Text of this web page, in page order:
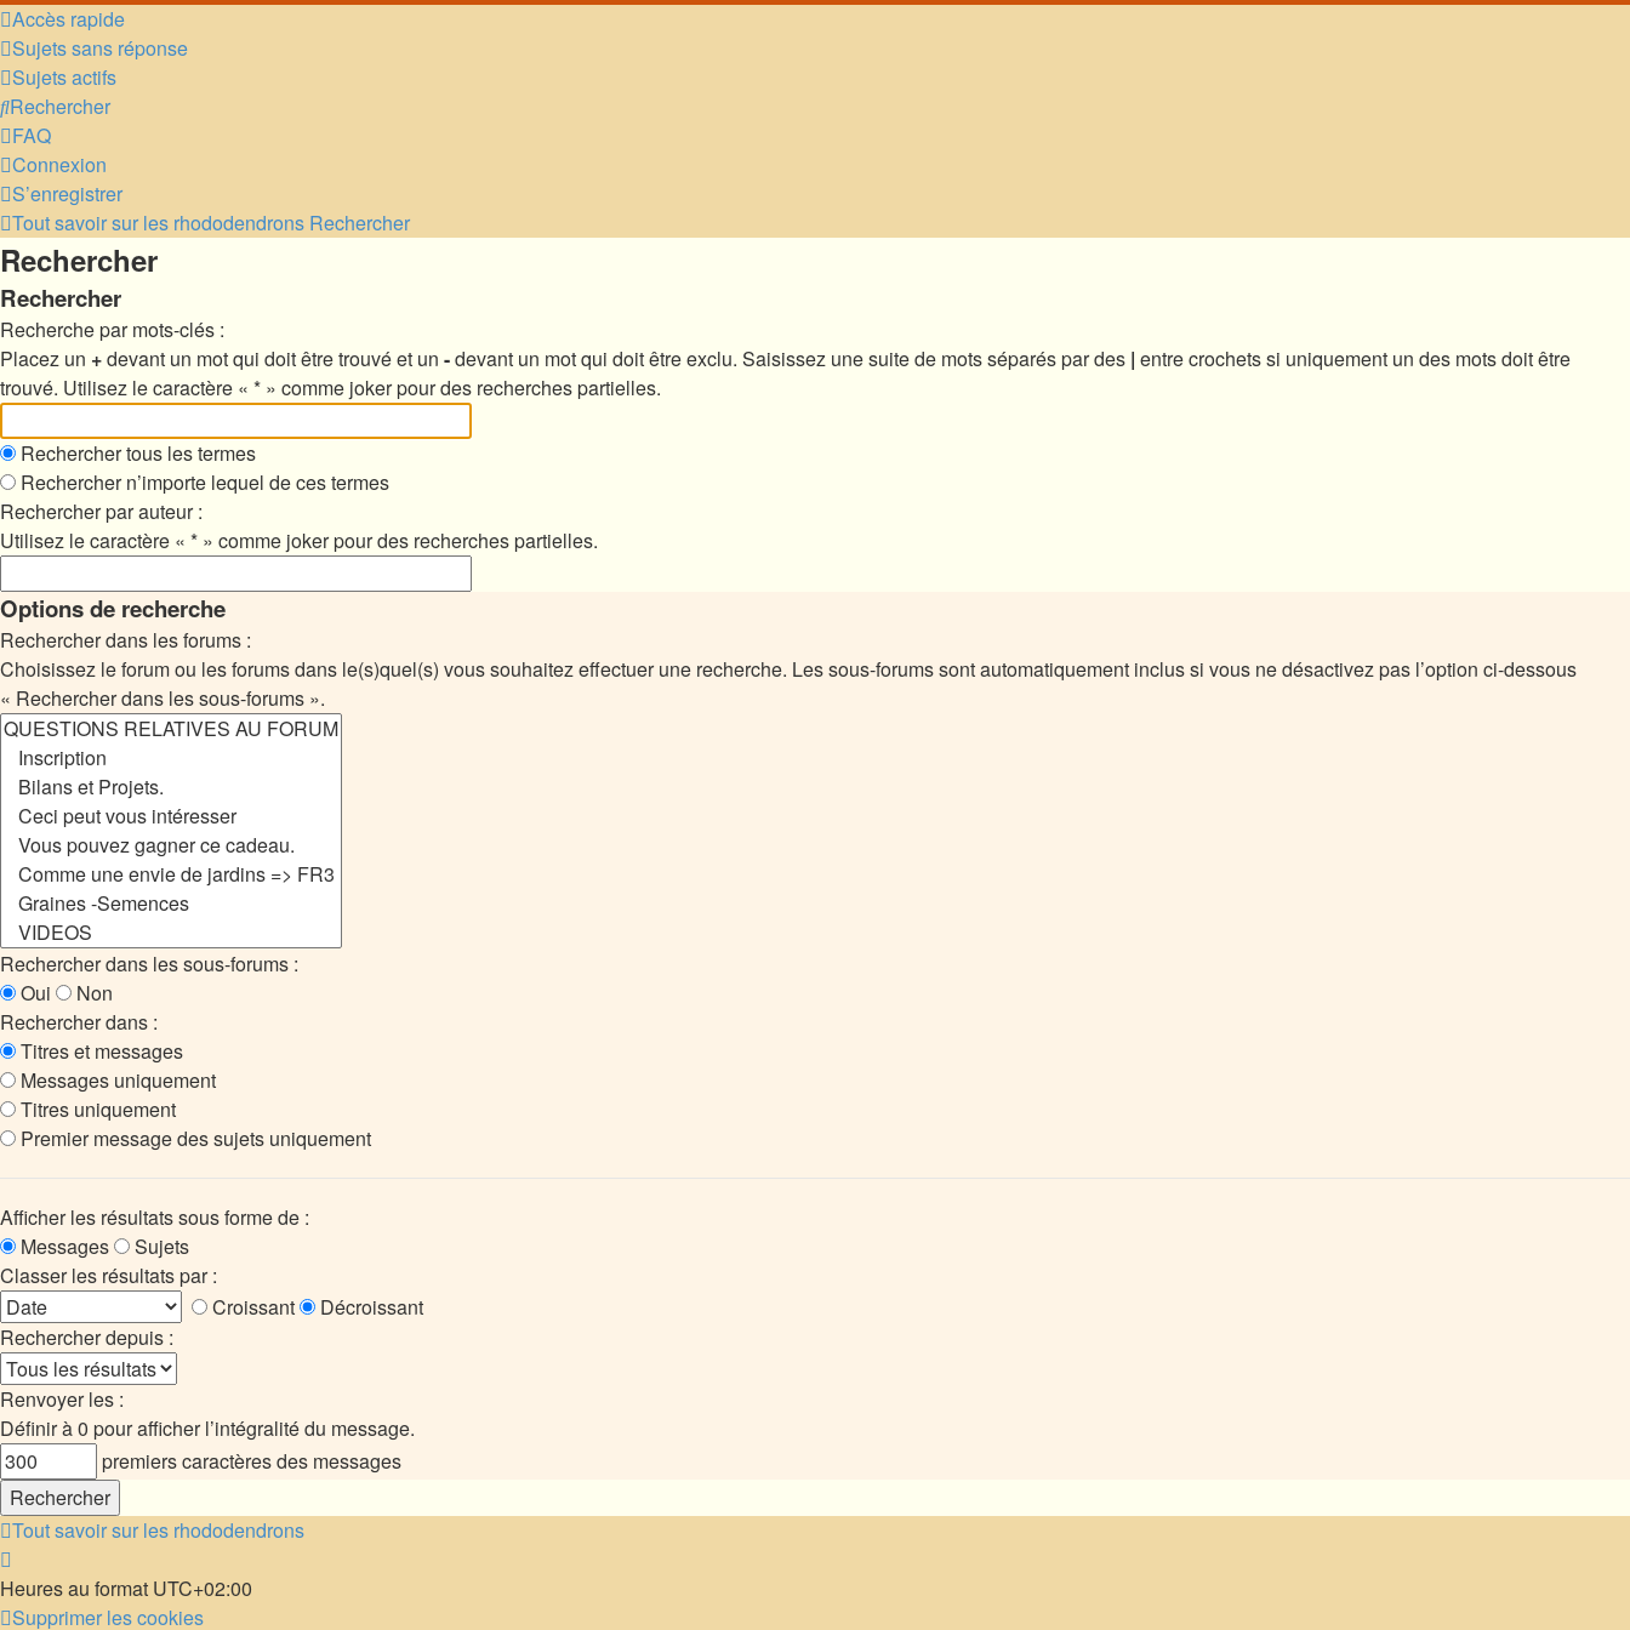
Accès rapide
Sujets sans réponse
Sujets actifs
Rechercher
FAQ
Connexion
S’enregistrer
Tout savoir sur les rhododendrons Rechercher
Rechercher
Rechercher
Recherche par mots-clés :
Placez un +devant un mot qui doit être trouvé et un -devant un mot qui doit être exclu. Saisissez une suite de mots séparés par des | entre crochets si uniquement un des mots doit être
trouvé. Utilisez le caractère « * » comme joker pour des recherches partielles.
Rechercher tous les termes
Rechercher n’importe lequel de ces termes
Rechercher par auteur :
Utilisez le caractère « * » comme joker pour des recherches partielles.
Options de recherche
Rechercher dans les forums :
Choisissez le forum ou les forums dans le(s)quel(s) vous souhaitez effectuer une recherche. Les sous-forums sont automatiquement inclus si vous ne désactivez pas l’option ci-dessous
« Rechercher dans les sous-forums ».
Rechercher dans les sous-forums :
Oui
Non
Rechercher dans :
Titres et messages
Messages uniquement
Titres uniquement
Premier message des sujets uniquement
Afficher les résultats sous forme de :
Messages
Sujets
Classer les résultats par :
Croissant
Décroissant
Rechercher depuis :
Renvoyer les :
Définir à 0 pour afficher l’intégralité du message.
premiers caractères des messages
Tout savoir sur les rhododendrons
Heures au format UTC+02:00
Supprimer les cookies